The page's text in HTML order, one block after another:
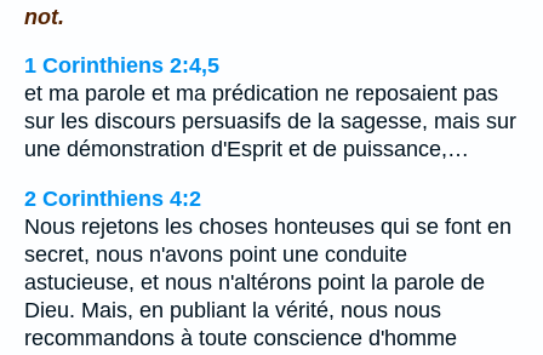
not.
1 Corinthiens 2:4,5
et ma parole et ma prédication ne reposaient pas
sur les discours persuasifs de la sagesse, mais sur
une démonstration d'Esprit et de puissance,…
2 Corinthiens 4:2
Nous rejetons les choses honteuses qui se font en
secret, nous n'avons point une conduite
astucieuse, et nous n'altérons point la parole de
Dieu. Mais, en publiant la vérité, nous nous
recommandons à toute conscience d'homme